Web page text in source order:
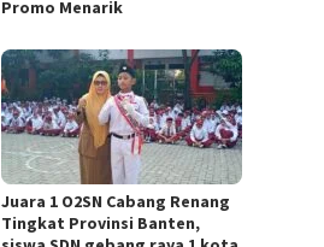
Promo Menarik
Juara 1 O2SN Cabang Renang
Tingkat Provinsi Banten,